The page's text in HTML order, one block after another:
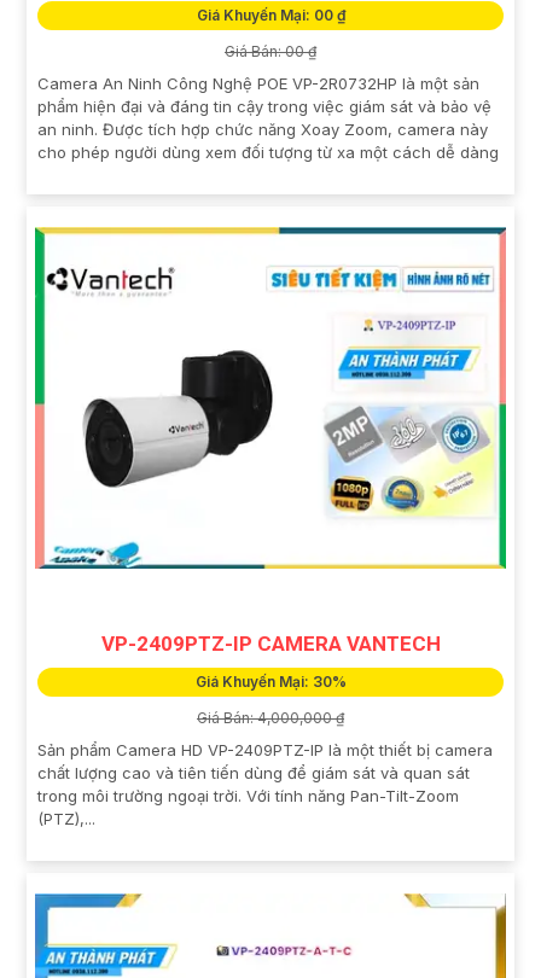
Giá Khuyến Mại: 00 ₫
Giá Bán: 00 ₫
Camera An Ninh Công Nghệ POE VP-2R0732HP là một sản
phẩm hiện đại và đáng tin cậy trong việc giám sát và bảo vệ
an ninh. Được tích hợp chức năng Xoay Zoom, camera này
cho phép người dùng xem đối tượng từ xa một cách dễ dàng
VP-2409PTZ-IP CAMERA VANTECH
Giá Khuyến Mại: 30%
Giá Bán: 4,000,000 ₫
Sản phẩm Camera HD VP-2409PTZ-IP là một thiết bị camera
chất lượng cao và tiên tiến dùng để giám sát và quan sát
trong môi trường ngoại trời. Với tính năng Pan-Tilt-Zoom
(PTZ),...